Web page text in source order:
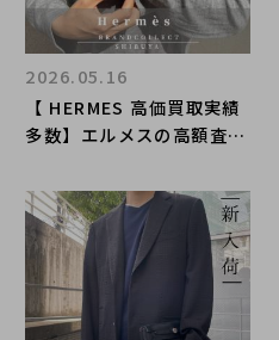
【 HERMES 高価買取実績
多数】エルメスの高額査定
谷店へ 新宿/目黒/代々
木/恵比寿/代官山などでご
売却を検討中の方にお勧め
です！
2026.05.16